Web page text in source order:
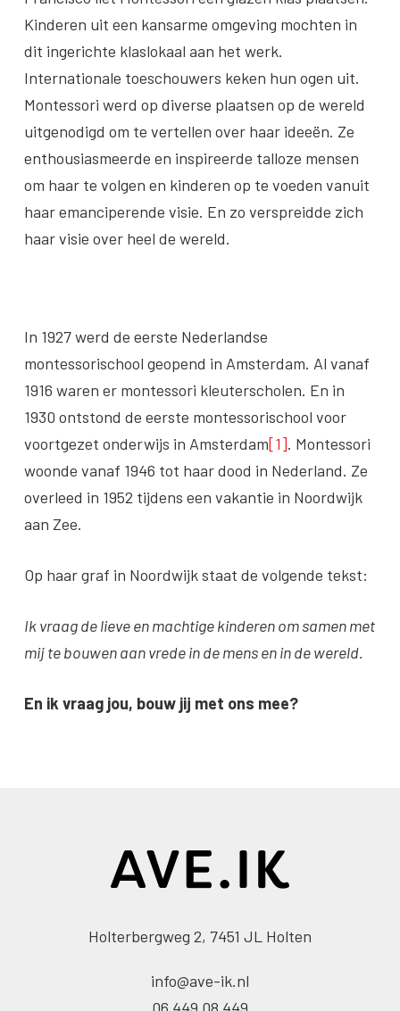
Kinderen uit een kansarme omgeving mochten in
dit ingerichte klaslokaal aan het werk.
Internationale toeschouwers keken hun ogen uit.
Montessori werd op diverse plaatsen op de wereld
uitgenodigd om te vertellen over haar ideeën. Ze
enthousiasmeerde en inspireerde talloze mensen
om haar te volgen en kinderen op te voeden vanuit
haar emanciperende visie. En zo verspreidde zich
haar visie over heel de wereld.
In 1927 werd de eerste Nederlandse
montessorischool geopend in Amsterdam. Al vanaf
1916 waren er montessori kleuterscholen. En in
1930 ontstond de eerste montessorischool voor
voortgezet onderwijs in Amsterdam[1]. Montessori
woonde vanaf 1946 tot haar dood in Nederland. Ze
overleed in 1952 tijdens een vakantie in Noordwijk
aan Zee.
Op haar graf in Noordwijk staat de volgende tekst:
Ik vraag de lieve en machtige kinderen om samen met
mij te bouwen aan vrede in de mens en in de wereld.
En ik vraag jou, bouw jij met ons mee?
Holterbergweg 2, 7451 JL Holten
info@ave-ik.nl